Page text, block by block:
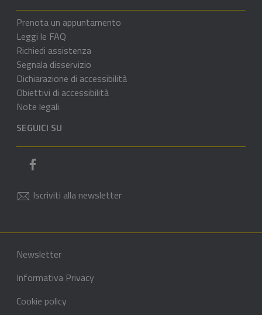
Prenota un appuntamento
Leggi le FAQ
Richiedi assistenza
Segnala disservizio
Dichiarazione di accessibilità
Obiettivi di accessibilità
Note legali
SEGUICI SU
Iscriviti alla newsletter
Sezione Link di servizio
Sezione Link Utili
Newsletter
Informativa Privacy
Cookie policy